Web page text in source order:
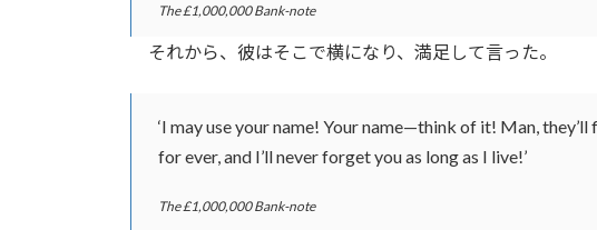
The £1,000,000 Bank-note
それから、彼はそこで横になり、満足して言った。
‘I may use your name! Your name—think of it! Man,
for ever, and I’ll never forget you as long as I live!’
The £1,000,000 Bank-note